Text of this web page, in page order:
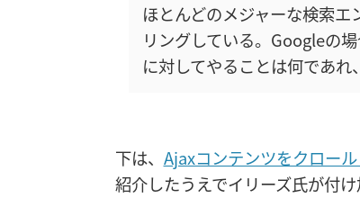
ほとんどのメジャーな検索
リングしている。Googleの
に対してやることは何であれ
下は、 Ajaxコンテンツをクロー
紹介したうえでイリーズ氏が付け